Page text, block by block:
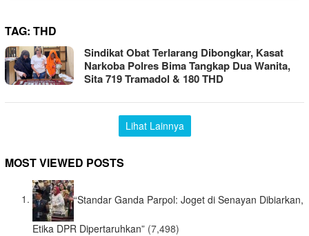
TAG: THD
Sindikat Obat Terlarang Dibongkar, Kasat
Narkoba Polres Bima Tangkap Dua Wanita,
Sita 719 Tramadol & 180 THD
Lihat Lainnya
MOST VIEWED POSTS
“Standar Ganda Parpol: Joget di Senayan Dibiarkan,
Etika DPR Dipertaruhkan” (7,498)